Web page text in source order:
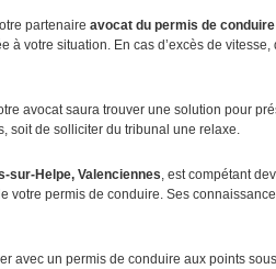
partenaire avocat du permis de
votre situation. En cas d’excès de
avocat saura trouver une solution pour
soit de solliciter du tribunal une relaxe.
sur-Helpe, Valenciennes, est compétant
permis de conduire. Ses
avec un permis de conduire aux points